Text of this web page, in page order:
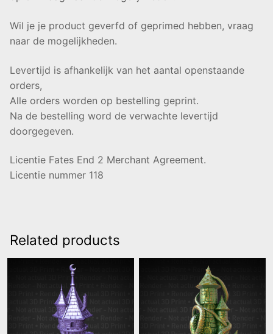
Wil je je product geverfd of geprimed hebben, vraag
naar de mogelijkheden.
Levertijd is afhankelijk van het aantal openstaande
orders,
Alle orders worden op bestelling geprint.
Na de bestelling word de verwachte levertijd
doorgegeven.
Licentie Fates End 2 Merchant Agreement.
Licentie nummer 118
Related products